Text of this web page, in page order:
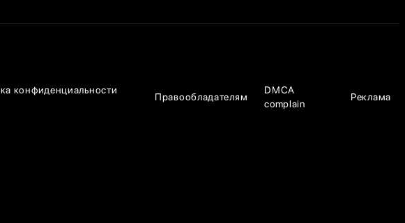
конфиденциальности
Правообладателям
DMCA
complain
Реклама